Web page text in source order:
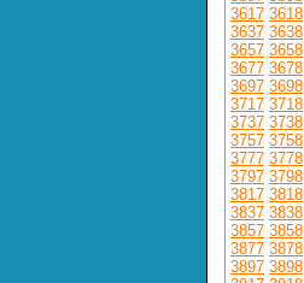
3617 3618
3637 3638
3657 3658
3677 3678
3697 3698
3717 3718
3737 3738
3757 3758
3777 3778
3797 3798
3817 3818
3837 3838
3857 3858
3877 3878
3897 3898